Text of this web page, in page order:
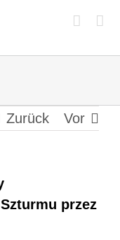
Zurück Vor
przez